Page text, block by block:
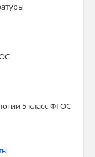
5 класс ФГОС